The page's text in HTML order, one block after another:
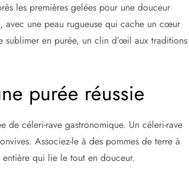
les premières gelées pour une douceur
avec une peau rugueuse qui cache un cœur
sublimer en purée, un clin d’œil aux traditions
purée réussie
de céleri-rave gastronomique. Un céleri-rave
Associez-le à des pommes de terre à
qui lie le tout en douceur.